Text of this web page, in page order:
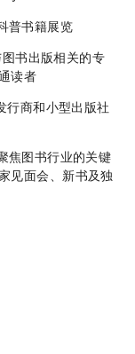
普书籍展览
书出版相关的专
读者
商和小型出版社
图书行业的关键
见面会、新书及独